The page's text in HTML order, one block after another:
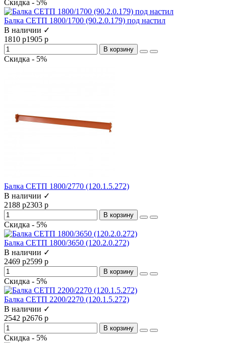
Скидка - 5%
Балка СЕТП 1800/1700 (90.2.0.179) под настил
В наличии ✓
1810 р1905 р
В корзину
Скидка - 5%
Балка СЕТП 1800/2770 (120.1.5.272)
В наличии ✓
2188 р2303 р
В корзину
Скидка - 5%
Балка СЕТП 1800/3650 (120.2.0.272)
В наличии ✓
2469 р2599 р
В корзину
Скидка - 5%
Балка СЕТП 2200/2270 (120.1.5.272)
В наличии ✓
2542 р2676 р
В корзину
Скидка - 5%